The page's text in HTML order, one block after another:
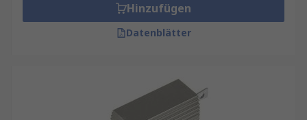
Hinzufügen
Datenblätter